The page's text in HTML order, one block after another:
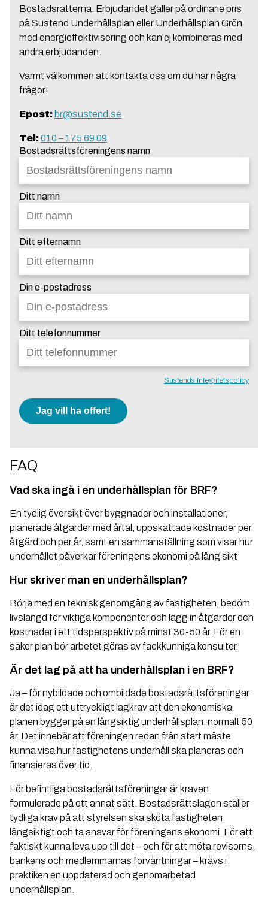
Bostadsrätterna. Erbjudandet gäller på ordinarie pris
på Sustend Underhållsplan eller Underhållsplan Grön
med energieffektivisering och kan ej kombineras med
andra erbjudanden.
Varmt välkommen att kontakta oss om du har några
frågor!
Epost: br@sustend.se
Tel:010 – 175 69 09
Bostadsrättsföreningens namn
Ditt namn
Ditt efternamn
Din e-postadress
Ditt telefonnummer
Sustends Integritetspolicy
Jag vill ha offert!
FAQ
Vad ska ingå i en underhållsplan för BRF?
En tydlig översikt över byggnader och installationer,
planerade åtgärder med årtal, uppskattade kostnader per
åtgärd och per år, samt en sammanställning som visar hur
underhållet påverkar föreningens ekonomi på lång sikt
Hur skriver man en underhållsplan?
Börja med en teknisk genomgång av fastigheten, bedöm
livslängd för viktiga komponenter och lägg in åtgärder och
kostnader i ett tidsperspektiv på minst 30-50 år. För en
säker plan bör arbetet göras av fackkunniga konsulter.
Är det lag på att ha underhållsplan i en BRF?
Ja – för nybildade och ombildade bostadsrättsföreningar
är det idag ett uttryckligt lagkrav att den ekonomiska
planen bygger på en långsiktig underhållsplan, normalt 50
år. Det innebär att föreningen redan från start måste
kunna visa hur fastighetens underhåll ska planeras och
finansieras över tid.
För befintliga bostadsrättsföreningar är kraven
formulerade på ett annat sätt. Bostadsrättslagen ställer
tydliga krav på att styrelsen ska sköta fastigheten
långsiktigt och ta ansvar för föreningens ekonomi. För att
faktiskt kunna leva upp till det – och för att möta revisorns,
bankens och medlemmarnas förväntningar – krävs i
praktiken en uppdaterad och genomarbetad
underhållsplan.